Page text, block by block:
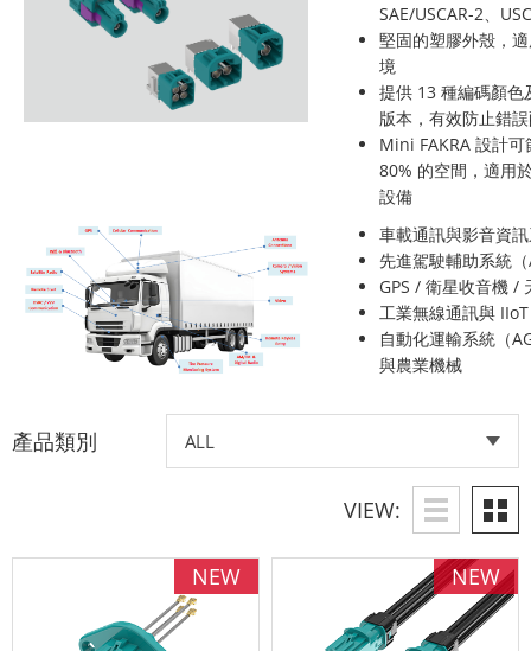
SAE/USCAR-2、
堅固的塑膠外殼，
境
提供 13 種編碼顏色
版本，有效防止錯
Mini FAKRA 設計可
80% 的空間，適用
設備
車載通訊與影音資
先進駕駛輔助系統
GPS / 衛星收音機 /
工業無線通訊與
自動化運輸系統（
與農業機械
產品類別
VIEW:
NEW NEW